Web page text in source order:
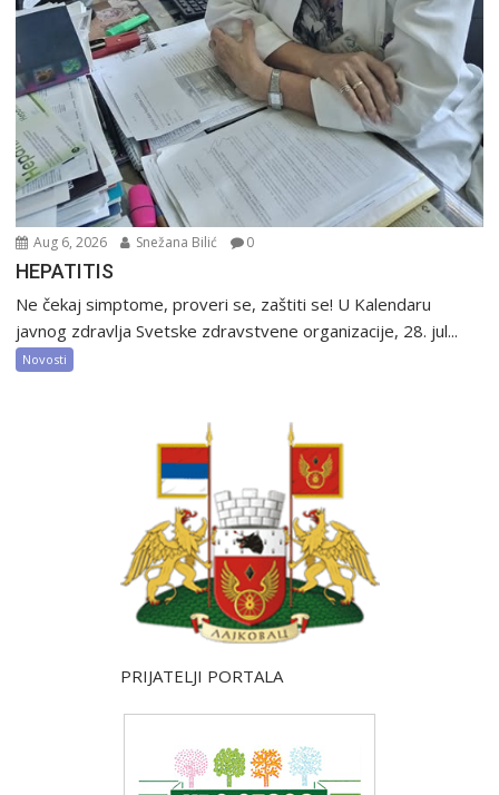
Aug 6, 2026 Snežana Bilić 0
HEPATITIS
Ne čekaj simptome, proveri se, zaštiti se! U Kalendaru
javnog zdravlja Svetske zdravstvene organizacije, 28. jul...
Novosti
PRIJATELJI PORTALA